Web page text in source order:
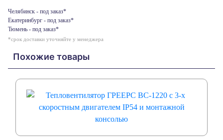
Челябинск - под заказ*
Екатеринбург - под заказ*
Тюмень - под заказ*
*срок доставки уточняйте у менеджера
Похожие товары